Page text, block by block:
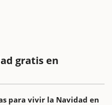
gratis en
para vivir la Navidad en